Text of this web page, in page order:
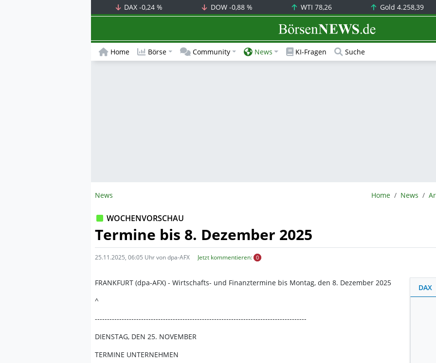
DAX-0,24 % DOW -0,88 % WTI 78,26 Gold 4.258,39
BörsenNEWS.de
Home Börse Community News KI-Fragen Suche
News BörsenNEWS.de
Home News
WOCHENVORSCHAU
Termine bis 8. Dezember 2025
25.11.2025, 06:05 Uhr von dpa-AFX Jetzt kommentieren: 0
FRANKFURT (dpa-AFX) - Wirtschafts- und Finanztermine bis Montag, den 8. Dezember 2025
^
---------------------------------------------------------------------------------------
DIENSTAG, DEN 25. NOVEMBER
TERMINE UNTERNEHMEN
DAX